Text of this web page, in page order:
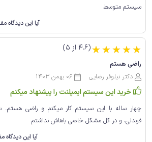
سیستم متوسط
آیا این دیدگاه
(4.6 از 5)☆☆☆☆☆
راضی هستم
دکتر نیلوفر رضایی
06 بهمن 1403
خرید این سیستم ایمپلنت را پیشنهاد میکنم
چهار ساله با این سیستم کار میکنم و راضی هستم.
فرندلی، و در کل مشکل خاصی باهاش نداشتم
آیا این دیدگاه